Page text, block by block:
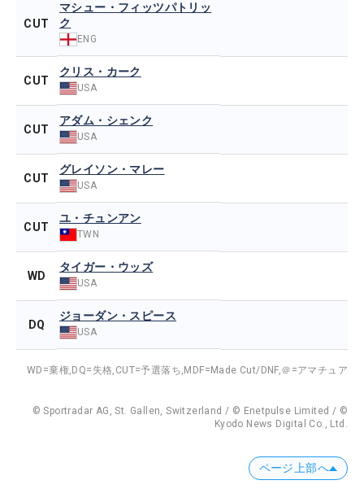
CUT
マシュー・フィッツパトリッ
ク
ENG
CUT
クリス・カーク
USA
CUT
アダム・シェンク
USA
CUT
グレイソン・マレー
USA
CUT
ユ・チュンアン
TWN
WD
タイガー・ウッズ
USA
DQ
ジョーダン・スピース
USA
WD=棄権, DQ=失格, CUT=予選落ち, MDF=Made Cut/DNF,＠=アマチュア
© Sportradar AG, St. Gallen, Switzerland / © Enetpulse Limited / ©
Kyodo News Digital Co., Ltd.
ページ上部へ